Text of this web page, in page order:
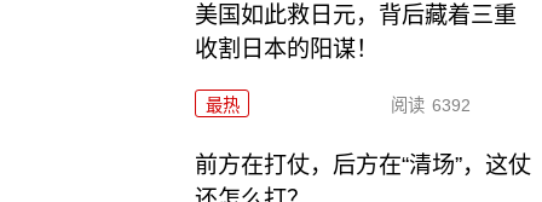
美国如此救日元，背后藏着三重
收割日本的阳谋！
最热 阅读 6392
前方在打仗，后方在“清场”，这仗